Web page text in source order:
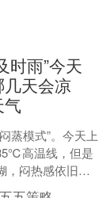
时雨”今天
天会凉
蒸模式”。今天上
高温线，但是
，闷热感依旧挥
易出汗。好在降